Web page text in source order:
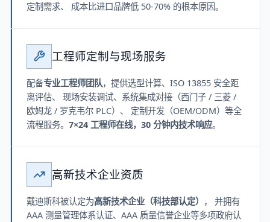
定制需求、 成本比进口品牌低 50-70% 的根本原因。
工程师定制与现场服务
配备专业工程师团队，提供选型计算、ISO 13855 安全距
离评估、 现场安装调试、系统集成对接（西门子 / 三菱 /
欧姆龙 / 罗克韦尔 PLC）、 定制开发（OEM/ODM）等全
流程服务。7×24 工程师在线，30 分钟内技术响应。
高新技术企业资质
戴迪斯科被认定为高新技术企业（科技部认定） ， 并拥有
AAA 测量管理体系认证、AAA 质量信誉企业等多项政府认